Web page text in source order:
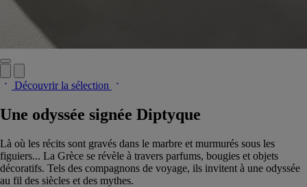
Découvrir la sélection
Une odyssée signée Diptyque
Là où les récits sont gravés dans le marbre et murmurés sous les
figuiers... La Grèce se révèle à travers parfums, bougies et objets
décoratifs. Tels des compagnons de voyage, ils invitent à une odyssée
au fil des siècles et des mythes.